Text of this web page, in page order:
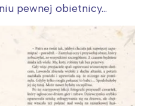
pewnej obietnicy…